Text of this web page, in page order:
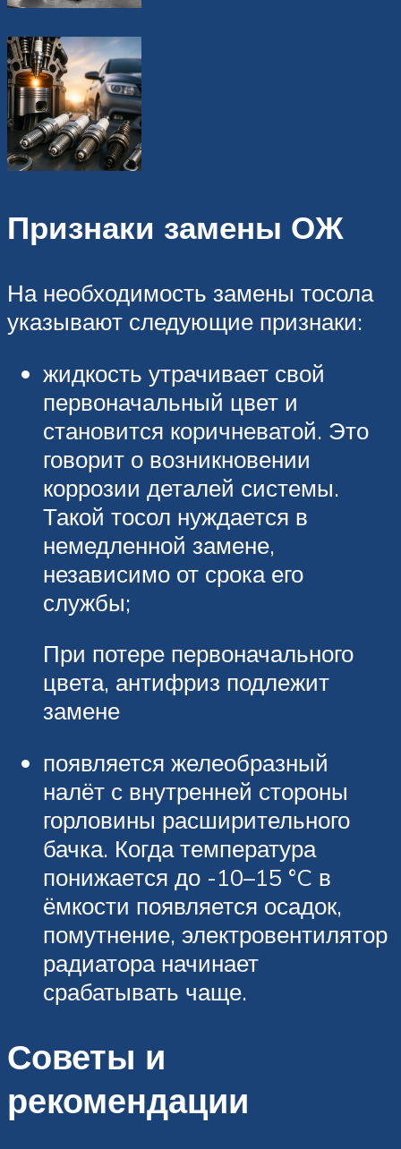
Признаки замены ОЖ
На необходимость замены тосола
указывают следующие признаки:
жидкость утрачивает свой
первоначальный цвет и
становится коричневатой. Это
говорит о возникновении
коррозии деталей системы.
Такой тосол нуждается в
немедленной замене,
независимо от срока его
службы;
При потере первоначального
цвета, антифриз подлежит
замене
появляется желеобразный
налёт с внутренней стороны
горловины расширительного
бачка. Когда температура
понижается до -10–15 °C в
ёмкости появляется осадок,
помутнение, электровентилятор
радиатора начинает
срабатывать чаще.
Советы и
рекомендации